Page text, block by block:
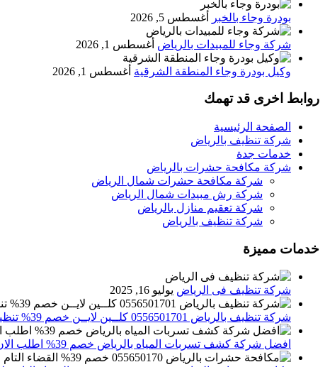
بودرة وجاء بالخبر أغسطس 5, 2026
شركة وجاء للمبيدات بالرياض أغسطس 1, 2026
وكيل بودرة وجاء المنطقة الشرقية أغسطس 1, 2026
روابط اخرى قد تهمك
الصفحة الرئيسية
شركة تنظيف بالرياض
خدمات جدة
شركة مكافحة حشرات بالرياض
شركة مكافحة حشرات شمال الرياض
شركة رش مبيدات شمال الرياض
شركة تعقيم منازل بالرياض
شركة تنظيف بالرياض
خدمات مميزة
شركة تنظيف فى الرياض يوليو 16, 2025
شركة تنظيف بالرياض 0556501701 كلــين لايــن خصم 39% تنظيف وتعقيم المنازل باحدث الاجهزة
افضل شركة كشف تسربات المياه بالرياض خصم 39% اطلب الان 0556501701‬‏ – تقارير معتمدة